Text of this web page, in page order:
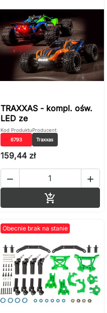
TRAXXAS - kompl. ośw.
LED ze
Kod Produktu
6793
Producent:
Traxxas
159,44 zł
 

Obecnie brak na stanie